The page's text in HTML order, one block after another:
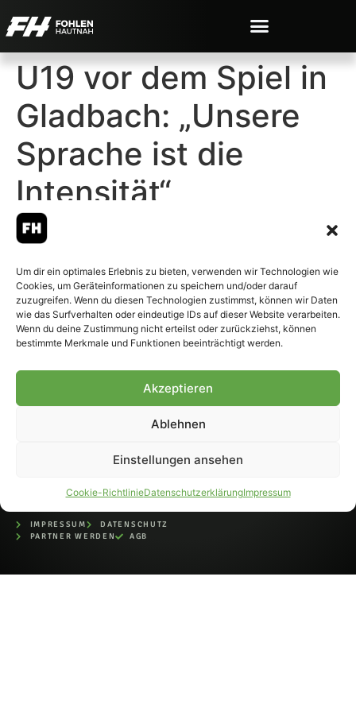
Um dir ein optimales Erlebnis zu bieten, verwenden wir Technologien wie
Cookies, um Geräteinformationen zu speichern und/oder darauf
zuzugreifen. Wenn du diesen Technologien zustimmst, können wir Daten
wie das Surfverhalten oder eindeutige IDs auf dieser Website verarbeiten.
Wenn du deine Zustimmung nicht erteilst oder zurückziehst, können
bestimmte Merkmale und Funktionen beeinträchtigt werden.
Akzeptieren
Ablehnen
Einstellungen ansehen
Cookie-RichtlinieDatenschutzerklärungImpressum
U19 vor dem Spiel in
Gladbach: „Unsere
Sprache ist die
Intensität“
© 2007-2026 Fohlen-Hautnah.de
– Alle rechte vorbehalten.
Fohlen-Hautnah.de ist ein
offiziell eingetragenes Magazin
IMPRESSUM
DATENSCHUTZ
PARTNER WERDEN
AGB